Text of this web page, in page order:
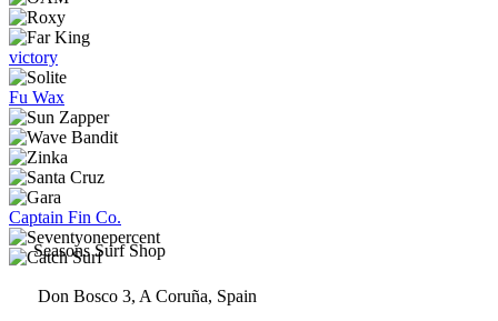
victory
Fu Wax
Captain Fin Co.
Seasons Surf Shop
Don Bosco 3, A Coruña, Spain